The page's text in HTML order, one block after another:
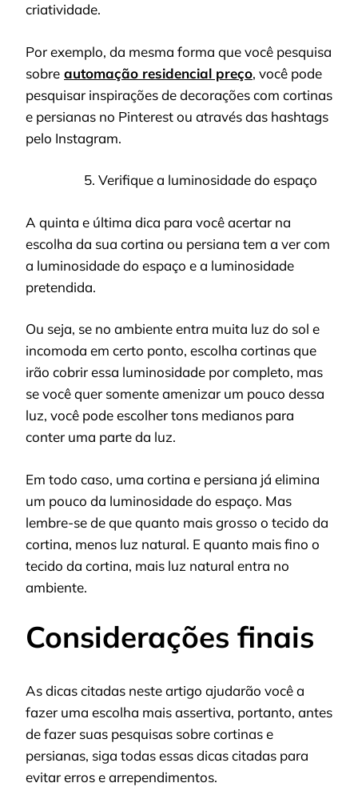
criatividade.
Por exemplo, da mesma forma que você pesquisa
sobre automação residencial preço, você pode
pesquisar inspirações de decorações com cortinas
e persianas no Pinterest ou através das hashtags
pelo Instagram.
Verifique a luminosidade do espaço
A quinta e última dica para você acertar na
escolha da sua cortina ou persiana tem a ver com
a luminosidade do espaço e a luminosidade
pretendida.
Ou seja, se no ambiente entra muita luz do sol e
incomoda em certo ponto, escolha cortinas que
irão cobrir essa luminosidade por completo, mas
se você quer somente amenizar um pouco dessa
luz, você pode escolher tons medianos para
conter uma parte da luz.
Em todo caso, uma cortina e persiana já elimina
um pouco da luminosidade do espaço. Mas
lembre-se de que quanto mais grosso o tecido da
cortina, menos luz natural. E quanto mais fino o
tecido da cortina, mais luz natural entra no
ambiente.
Considerações finais
As dicas citadas neste artigo ajudarão você a
fazer uma escolha mais assertiva, portanto, antes
de fazer suas pesquisas sobre cortinas e
persianas, siga todas essas dicas citadas para
evitar erros e arrependimentos.